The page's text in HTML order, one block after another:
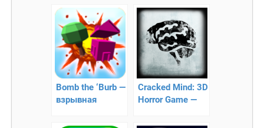
Bomb the ‘Burb —
взрывная
Cracked Mind: 3D
Horror Game —